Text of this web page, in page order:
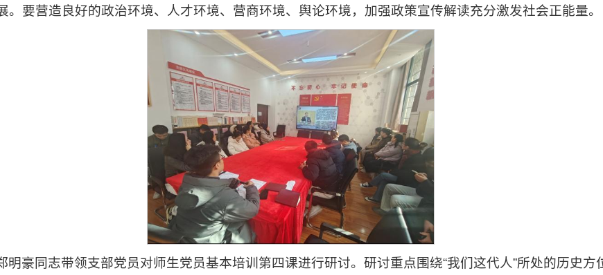
。要营造良好的政治环境、人才环境、营商环境、舆论环境，加强政策宣传解读充分激发社会正能量。
明豪同志带领支部党员对师生党员基本培训第四课进行研讨。研讨重点围绕“我们这代人”所处的历史方